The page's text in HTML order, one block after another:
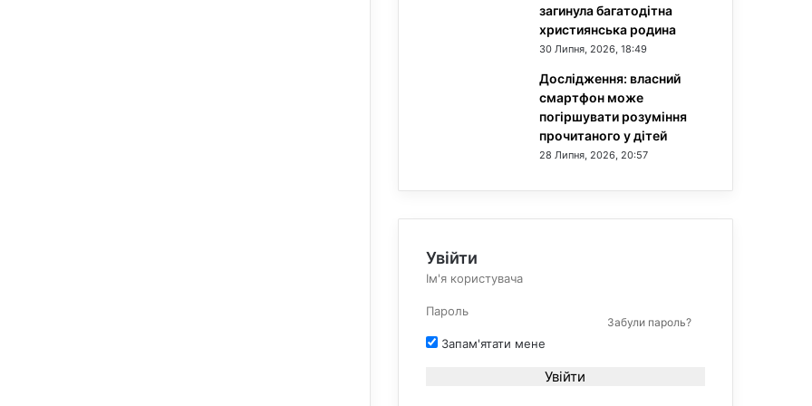
загинула багатодітна
християнська родина
30 Липня, 2026, 18:49
Дослідження: власний
смартфон може
погіршувати розуміння
прочитаного у дітей
28 Липня, 2026, 20:57
Увійти
Забули пароль?
Запам'ятати мене
Увійти